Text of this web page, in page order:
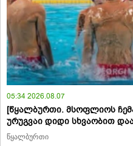
05:34 2026.08.07
[წყალბურთი. მსოფლიოს
ურუგვაი დიდი სხვაობით
წყალბურთი